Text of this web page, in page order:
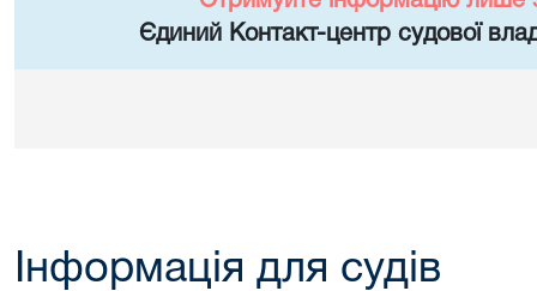
Єдиний Контакт-центр судової
Інформація для судів